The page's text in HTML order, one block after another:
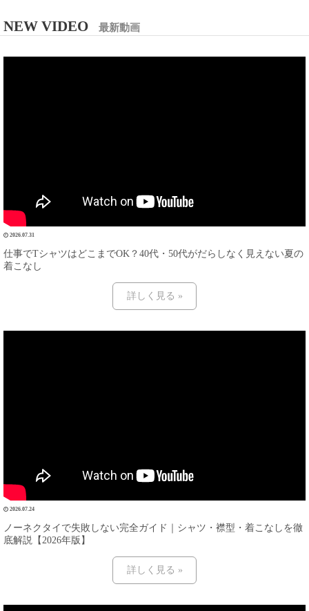
NEW VIDEO 最新動画
2026.07.31
仕事でTシャツはどこまでOK？40代・50代がだらしなく見えない夏の
着こなし
詳しく見る »
2026.07.24
ノーネクタイで失敗しない完全ガイド｜シャツ・襟型・着こなしを徹
底解説【2026年版】
詳しく見る »